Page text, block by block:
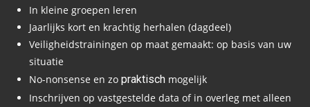
In kleine groepen leren
Jaarlijks kort en krachtig herhalen (dagdeel)
Veiligheidstrainingen op maat gemaakt: op basis van uw
situatie
No-nonsense en zopraktisch mogelijk
Inschrijven op vastgestelde data of in overleg met alleen